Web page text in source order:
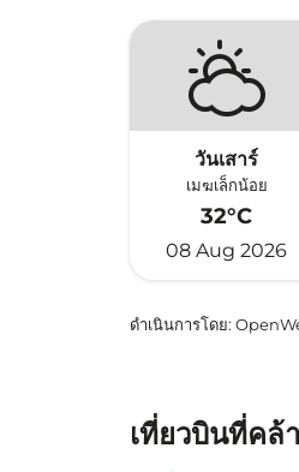
วันเสาร์
เมฆเล็กน้อย
32°C
08 Aug 2026
ดำเนินการโดย:
เที่ยวบินที่คล้